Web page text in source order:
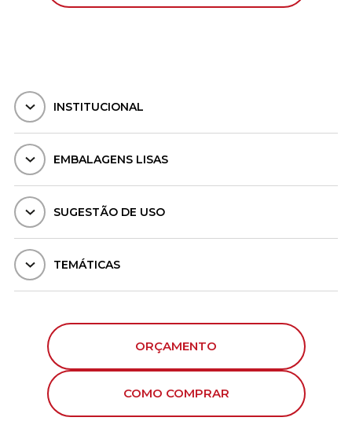
INSTITUCIONAL
EMBALAGENS LISAS
SUGESTÃO DE USO
TEMÁTICAS
ORÇAMENTO
COMO COMPRAR